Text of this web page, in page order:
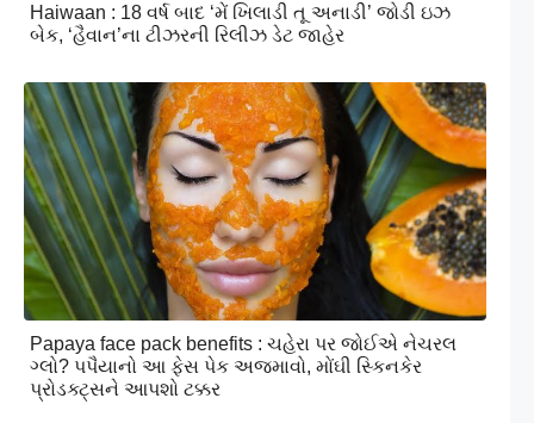
Haiwaan : 18 વર્ષ બાદ ‘મેં ખિલાડી તૂ અનાડી’ જોડી ઇઝ
બેક, ‘હૈવાન’ના ટીઝરની રિલીઝ ડેટ જાહેર
Papaya face pack benefits : ચહેરા પર જોઈએ નેચરલ
ગ્લો? પપૈયાનો આ ફેસ પેક અજમાવો, મોંઘી સ્કિનકેર
પ્રોડક્ટ્સને આપશો ટક્કર